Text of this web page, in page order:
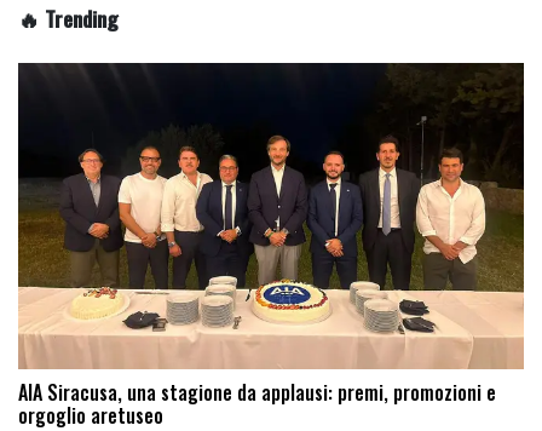
🔥 Trending
AIA Siracusa, una stagione da applausi: premi, promozioni e
orgoglio aretuseo